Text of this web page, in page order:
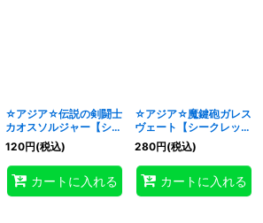
☆アジア☆伝説の剣闘士
カオスソルジャー【シー
クレット】{アジア
HC01-JP004}《儀式》
120円(税込)
カートに入れる
☆アジア☆魔鍵砲ガレス
ヴェート【シークレッ
ト】{アジアDAMA-
JP033}《儀式》
280円(税込)
カートに入れる